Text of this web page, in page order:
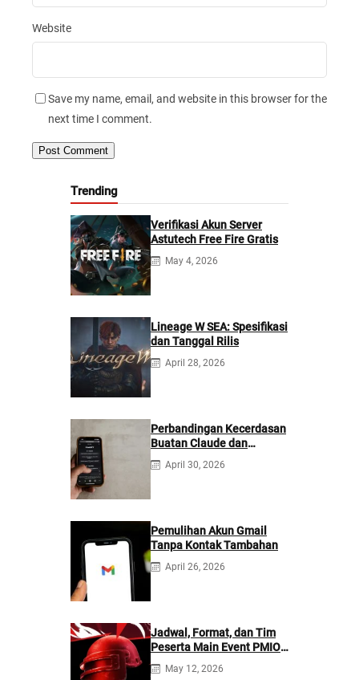
Website
Save my name, email, and website in this browser for the
next time I comment.
Trending
Verifikasi Akun Server
Astutech Free Fire Gratis
May 4, 2026
Lineage W SEA: Spesifikasi
dan Tanggal Rilis
April 28, 2026
Perbandingan Kecerdasan
Buatan Claude dan
ChatGPT: Mana yang
Lebih Baik?
April 30, 2026
Pemulihan Akun Gmail
Tanpa Kontak Tambahan
April 26, 2026
Jadwal, Format, dan Tim
Peserta Main Event PMIO
2026
May 12, 2026